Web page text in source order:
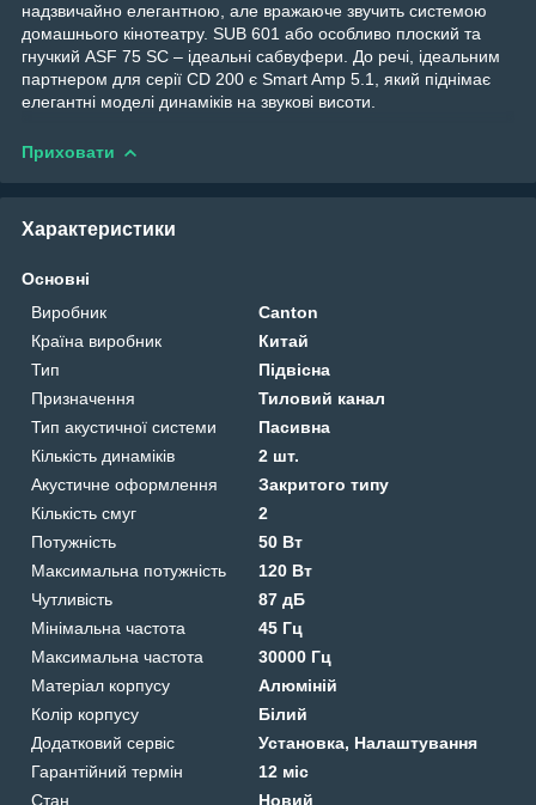
надзвичайно елегантною, але вражаюче звучить системою
домашнього кінотеатру. SUB 601 або особливо плоский та
гнучкий ASF 75 SC – ідеальні сабвуфери. До речі, ідеальним
партнером для серії CD 200 є Smart Amp 5.1, який піднімає
елегантні моделі динаміків на звуковi висоти.
Приховати
Характеристики
Основні
Виробник
Canton
Країна виробник
Китай
Тип
Підвісна
Призначення
Тиловий канал
Тип акустичної системи
Пасивна
Кількість динаміків
2 шт.
Акустичне оформлення
Закритого типу
Кількість смуг
2
Потужність
50 Вт
Максимальна потужність
120 Вт
Чутливість
87 дБ
Мінімальна частота
45 Гц
Максимальна частота
30000 Гц
Матеріал корпусу
Алюміній
Колір корпусу
Білий
Додатковий сервіс
Установка, Налаштування
Гарантійний термін
12 міс
Стан
Новий